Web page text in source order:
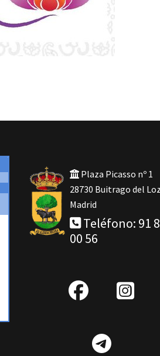
Plaza Picasso nº 1
28730 Buitrago del
Madrid
Teléfono: 91
00 56
fab
IG